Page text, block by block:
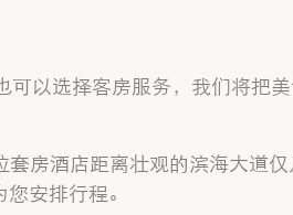
以选择客房服务，我们将把
房酒店距离壮观的滨海大道
安排行程。